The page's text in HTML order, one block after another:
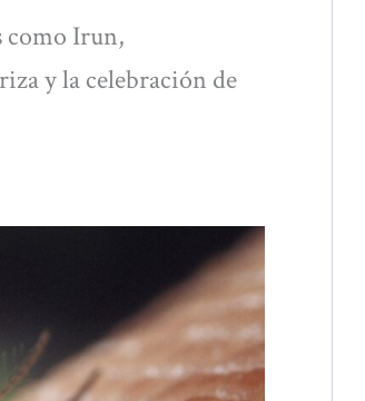
como Irun,
y la celebración de